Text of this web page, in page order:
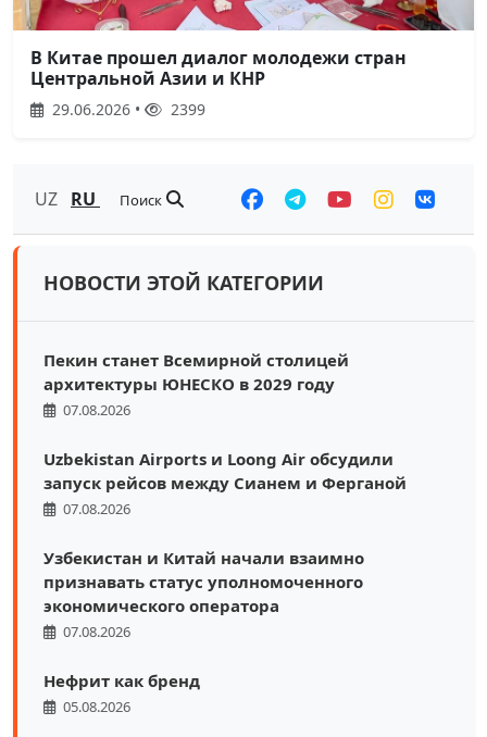
В Китае прошел диалог молодежи стран
Центральной Азии и КНР
29.06.2026 • 2399
UZ RU Поиск
НОВОСТИ ЭТОЙ КАТЕГОРИИ
Пекин станет Всемирной столицей
архитектуры ЮНЕСКО в 2029 году
07.08.2026
Uzbekistan Airports и Loong Air обсудили
запуск рейсов между Сианем и Ферганой
07.08.2026
Узбекистан и Китай начали взаимно
признавать статус уполномоченного
экономического оператора
07.08.2026
Нефрит как бренд
05.08.2026